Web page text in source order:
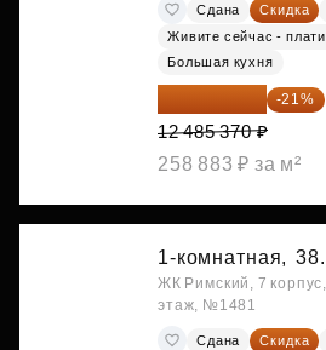
Сдана Скидка
Живите сейчас -
Большая кухня
-21%
12 485 370 ₽
258 883 ₽ за м²
1-комнатная,
ЖК Римский, 7
этаж, №1481
Сдана Скидка